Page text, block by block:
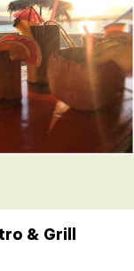
& Grill